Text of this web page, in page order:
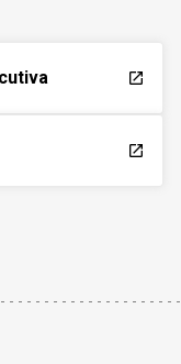
launch
launch